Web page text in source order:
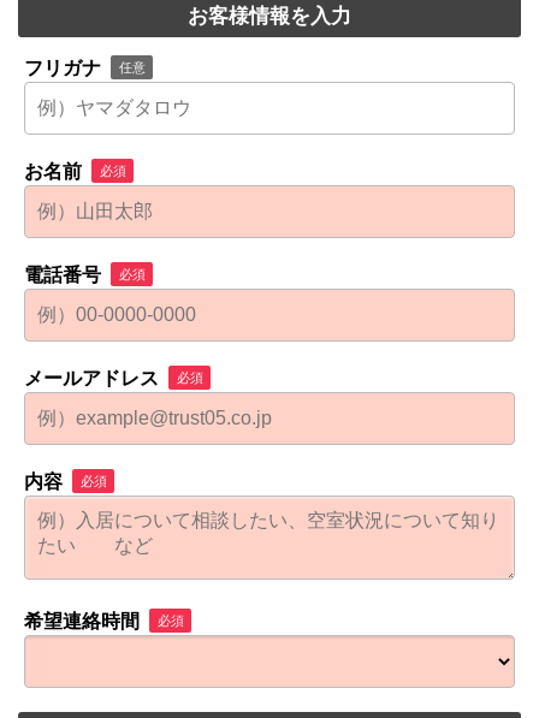
お客様情報を入力
フリガナ 任意
お名前 必須
電話番号 必須
メールアドレス 必須
内容 必須
希望連絡時間 必須